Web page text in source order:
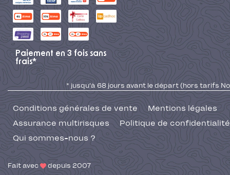
Paiement en 3 fois sans
frais*
* jusqu'à 68 jours avant le départ (hors tarifs No
Conditions générales de vente
Mentions légales
Assurance multirisques
Politique de confidentialité
Qui sommes-nous ?
Fait avec depuis 2007